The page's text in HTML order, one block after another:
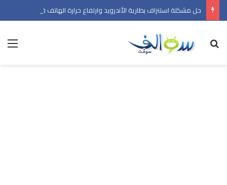
حل مشكلة استنزاف بطارية الأندرويد وارتفاع حرارة الهاتف في 2026
بحث عن